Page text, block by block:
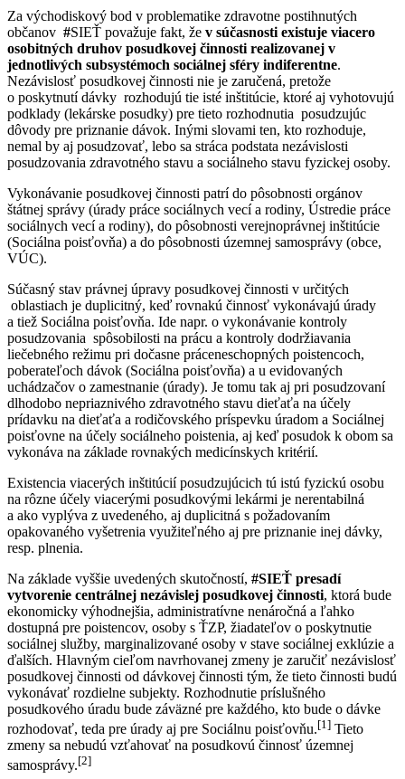
Za východiskový bod v problematike zdravotne postihnutých
občanov #SIEŤ považuje fakt, že v súčasnosti existuje viacero
osobitných druhov posudkovej činnosti realizovanej v
jednotlivých subsystémoch sociálnej sféry indiferentne.
Nezávislosť posudkovej činnosti nie je zaručená, pretože
o poskytnutí dávky rozhodujú tie isté inštitúcie, ktoré aj vyhotovujú
podklady (lekárske posudky) pre tieto rozhodnutia posudzujúc
dôvody pre priznanie dávok. Inými slovami ten, kto rozhoduje,
nemal by aj posudzovať, lebo sa stráca podstata nezávislosti
posudzovania zdravotného stavu a sociálneho stavu fyzickej osoby.
Vykonávanie posudkovej činnosti patrí do pôsobnosti orgánov
štátnej správy (úrady práce sociálnych vecí a rodiny, Ústredie práce
sociálnych vecí a rodiny), do pôsobnosti verejnoprávnej inštitúcie
(Sociálna poisťovňa) a do pôsobnosti územnej samosprávy (obce,
VÚC).
Súčasný stav právnej úpravy posudkovej činnosti v určitých
oblastiach je duplicitný, keď rovnakú činnosť vykonávajú úrady
a tiež Sociálna poisťovňa. Ide napr. o vykonávanie kontroly
posudzovania spôsobilosti na prácu a kontroly dodržiavania
liečebného režimu pri dočasne práceneschopných poistencoch,
poberateľoch dávok (Sociálna poisťovňa) a u evidovaných
uchádzačov o zamestnanie (úrady). Je tomu tak aj pri posudzovaní
dlhodobo nepriaznivého zdravotného stavu dieťaťa na účely
prídavku na dieťaťa a rodičovského príspevku úradom a Sociálnej
poisťovne na účely sociálneho poistenia, aj keď posudok k obom sa
vykonáva na základe rovnakých medicínskych kritérií.
Existencia viacerých inštitúcií posudzujúcich tú istú fyzickú osobu
na rôzne účely viacerými posudkovými lekármi je nerentabilná
a ako vyplýva z uvedeného, aj duplicitná s požadovaním
opakovaného vyšetrenia využiteľného aj pre priznanie inej dávky,
resp. plnenia.
Na základe vyššie uvedených skutočností, #SIEŤ presadí
vytvorenie centrálnej nezávislej posudkovej činnosti, ktorá bude
ekonomicky výhodnejšia, administratívne nenáročná a ľahko
dostupná pre poistencov, osoby s ŤZP, žiadateľov o poskytnutie
sociálnej služby, marginalizované osoby v stave sociálnej exklúzie a
ďalších. Hlavným cieľom navrhovanej zmeny je zaručiť nezávislosť
posudkovej činnosti od dávkovej činnosti tým, že tieto činnosti budú
vykonávať rozdielne subjekty. Rozhodnutie príslušného
posudkového úradu bude záväzné pre každého, kto bude o dávke
rozhodovať, teda pre úrady aj pre Sociálnu poisťovňu.[1] Tieto
zmeny sa nebudú vzťahovať na posudkovú činnosť územnej
samosprávy.[2]